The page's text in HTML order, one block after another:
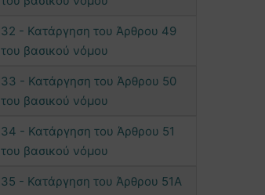
32 - Κατάργηση του Άρθρου 49
του βασικού νόμου
33 - Κατάργηση του Άρθρου 50
του βασικού νόμου
34 - Κατάργηση του Άρθρου 51
του βασικού νόμου
35 - Κατάργηση του Άρθρου 51Α